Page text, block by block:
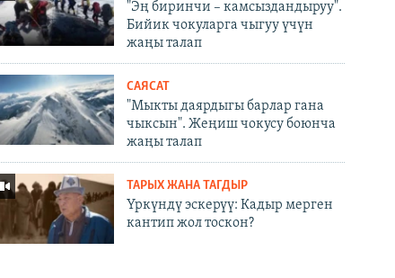
"Эң биринчи – камсыздандыруу".
Бийик чокуларга чыгуу үчүн
жаңы талап
САЯСАТ
"Мыкты даярдыгы барлар гана
чыксын". Жеңиш чокусу боюнча
жаңы талап
ТАРЫХ ЖАНА ТАГДЫР
Үркүндү эскерүү: Кадыр мерген
кантип жол тоскон?